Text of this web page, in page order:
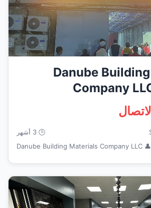
Danube
Company
🕒 3 أشهر
👤 Danube Building Materials Company LLC